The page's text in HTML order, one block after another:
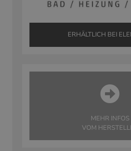
ERHÄLTLICH BEI
MEHR INFOS
VOM